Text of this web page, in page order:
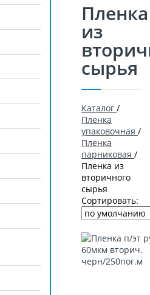
Пленка
из
сырья
Каталог /
Пленка
упаковочная /
Пленка
парниковая /
Пленка из
вторичного
сырья
Сортировать: